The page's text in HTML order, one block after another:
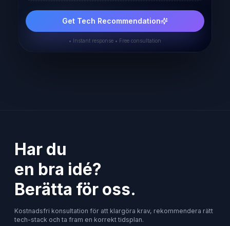
Get Tech Recommendation
• Instant response • Free consultation
Har du
en bra idé?
Berätta för oss.
Kostnadsfri konsultation för att klargöra krav, rekommendera rätt
tech-stack och ta fram en korrekt tidsplan.